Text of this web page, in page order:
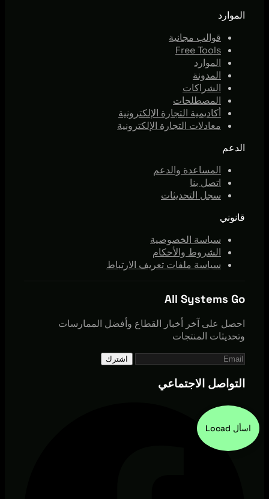
الموارد
قوالب مجانية
Free Tools
الموارد
المدونة
الشراكات
المصطلحات
أكاديمية التجارة الإلكترونية
معادلات التجارة الإلكترونية
الدعم
المساعدة والدعم
اتصل بنا
سجل التحديثات
قانوني
سياسة الخصوصية
الشروط والأحكام
سياسة ملفات تعريف الارتباط
All Systems Go
احصل على آخر أخبار القطاع وأفضل الممارسات
وتحديثات المنتجات
اشترك
التواصل الاجتماعي
اسأل Locad